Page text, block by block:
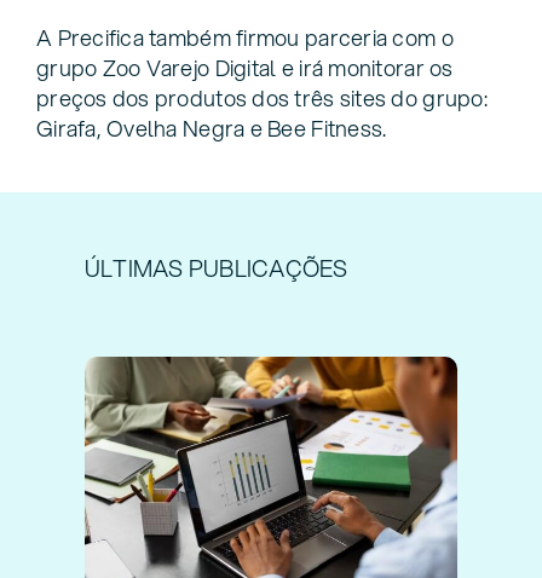
A Precifica também firmou parceria com o
grupo Zoo Varejo Digital e irá monitorar os
preços dos produtos dos três sites do grupo:
Girafa, Ovelha Negra e Bee Fitness.
ÚLTIMAS PUBLICAÇÕES